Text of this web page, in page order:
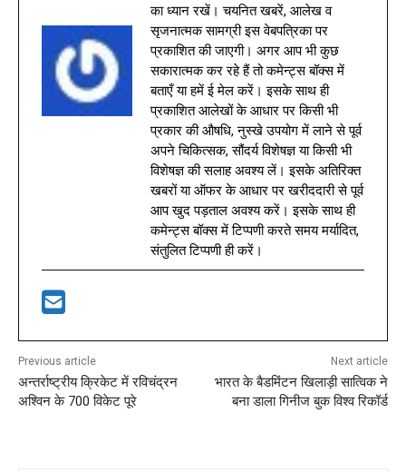
का ध्यान रखें। चयनित खबरें, आलेख व
सृजनात्मक सामग्री इस वेबपत्रिका पर
प्रकाशित की जाएगी। अगर आप भी कुछ
सकारात्मक कर रहे हैं तो कमेन्ट्स बॉक्स में
बताएँ या हमें ई मेल करें। इसके साथ ही
प्रकाशित आलेखों के आधार पर किसी भी
प्रकार की औषधि, नुस्खे उपयोग में लाने से पूर्व
अपने चिकित्सक, सौंदर्य विशेषज्ञ या किसी भी
विशेषज्ञ की सलाह अवश्य लें। इसके अतिरिक्त
खबरों या ऑफर के आधार पर खरीददारी से पूर्व
आप खुद पड़ताल अवश्य करें। इसके साथ ही
कमेन्ट्स बॉक्स में टिप्पणी करते समय मर्यादित,
संतुलित टिप्पणी ही करें।
Previous article
अन्तर्राष्ट्रीय क्रिकेट में रविचंद्रन
अश्विन के 700 विकेट पूरे
Next article
भारत के बैडमिंटन खिलाड़ी सात्विक ने
बना डाला गिनीज बुक विश्व रिकॉर्ड